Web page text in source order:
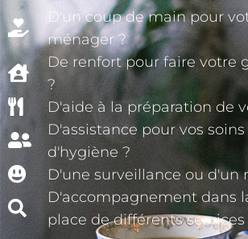
D'un coup de main pour
ménager ?
De renfort pour faire votre
?
D'aide à la préparation de
D'assistance pour vos
d'hygiène ?
D'une surveillance ou d'un
D'accompagnement dans
place de différents services